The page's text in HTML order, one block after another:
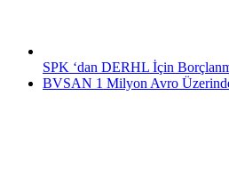
SPK ‘dan DERHL İçin
BVSAN 1 Milyon Avro